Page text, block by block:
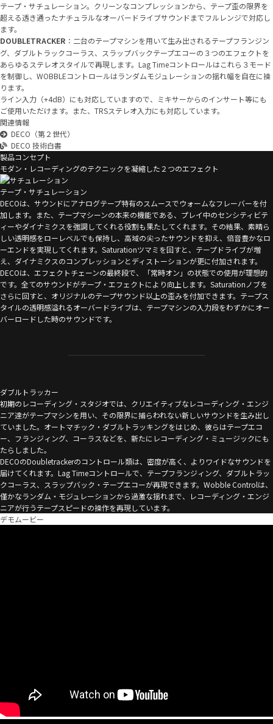
テープ・サチュレーション。クリーンなコンプレッションから、テープ歪の限界を
超える透き通ったナチュラルなオーバードライブサウンドまでフルレンジで対応し
ます。
DOUBLETRACKER ：二台のテープマシンを用いて生み出されるテープフランジン
グ、ダブルトラックコーラス、スラップバックテープエコーの３つのエフェクトを
あらゆるステレオスタイルで再現します。Lag Timeコントロールはこれら３モード
を制御し、WOBBLEコントロールはランダムモジュレーションの揺れ幅を自在に操
ります。
ライン入力（+4dB）にも対応していますので、ミキサーからのインサート等にも
ご使用いただけます。また、TRSステレオ入力にも対応しています。
関連情報
DECO（第２世代）
DECO 技術白書
製品コンセプト
モダン・レコーディングのテクニックを凝縮した２つのエフェクト
テープ・サチュレーション
DECOは、サウンドにアナログテープ特有のスムースでウォームなフレーバーを付
加します。また、テープマシーンの本来の機能である、プレイ中のセンシティビテ
ィーやダイナミクスを強調してくれる役割も果たしてくれます。その結果、素晴ら
しい透明感をローレベルでも保持し、高域の尖ったサウンドを抑え、倍音豊かなロ
ーエンドを実現してくれます。Saturationツマミを回すと、テープドライブが増
え、ダイナミクスのコンプレッションとディストーションが更に付加されます。
DECOは、エフェクトチェーンの最終段で、「常時オン」の状態での使用が理想的
です。全てのサウンドがテープ・エフェクトにより向上します。Saturationノブを
さらに回すと、オリジナルのテープサウンド以上の歪みを付加できます。テープス
タイルの透明感溢れるオーバードライブは、テープマシンの入力段をわずかにオー
バーロードした時のサウンドです。
ダブルトラッカー
初期のレコーディング・スタジオでは、クリエイティブなレコーディング・エンジ
ニア達がテープマシンを用い、その限界に捕らわれない新しいサウンドを生み出し
ていました。オートマチック・ダブルトラッキングをはじめ、彼らはテープエコ
ー、フランジィング、コーラスなどを、新たにレコーディング・ミュージックにも
たらしました。
DECOのDoubletrackerのコントロール類は、密度が高く、よりワイドなサウンドを
届けてくれます。Lag Timeコントロールで、テープフランジィング、ダブルトラッ
クコーラス、スラップバック・テープエコーが再現できます。Wobble Controlは、
僅かなランダム・モジュレーションから過激な揺れまで、レコーディング・エンジ
ニアが行うテープスピードの操作を再現しています。
デモムービー